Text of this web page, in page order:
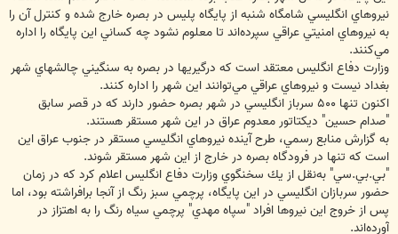
نيروهاي انگليسي شامگاه شنبه از پايگاه پليس در بصره خارج شده و كنترل آن را
به نيروهاي امنيتي عراقي سپرده‌اند تا معلوم نشود چه كساني اين پايگاه را اداره
مي‌كنند.
وزارت دفاع انگليس معتقد است كه درگيريها در بصره به سنگيني چالشهاي شهر
بغداد نيست و نيروهاي عراقي مي‌توانند اين شهر را اداره كنند.
اكنون تنها ‪ ۵۰۰‬سرباز انگليسي در شهر بصره حضور دارند كه در قصر سابق
"صدام حسين" ديكتاتور معدوم عراق در اين شهر مستقر هستند.
به گزارش منابع رسمي، طرح آينده نيروهاي انگليسي مستقر در جنوب عراق اين
است كه تنها در فرودگاه بصره در خارج از اين شهر مستقر شوند.
"بي.بي.سي" به‌نقل از يك سخنگوي وزارت دفاع انگليس اعلام كرد كه در زمان
حضور سربازان انگليسي در اين پايگاه، پرچمي سبز رنگ از آنجا برافراشته بود، اما
پس از خروج اين نيروها افراد "سپاه مهدي" پرچمي سياه رنگ را به اهتزاز در
آورده‌اند.